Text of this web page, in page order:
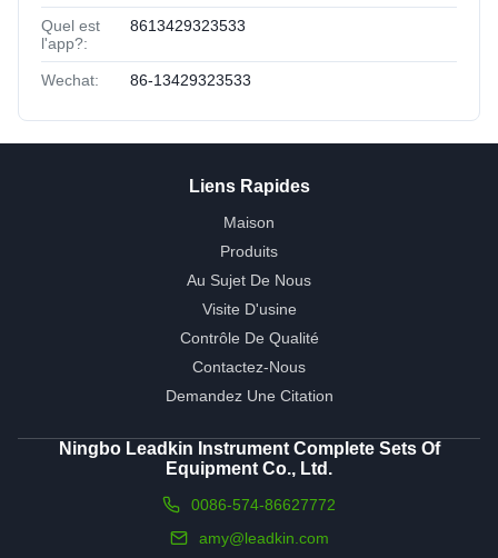
Quel est
l'app?:
8613429323533
Wechat: 86-13429323533
Liens Rapides
Maison
Produits
Au Sujet De Nous
Visite D'usine
Contrôle De Qualité
Contactez-Nous
Demandez Une Citation
Ningbo Leadkin Instrument Complete Sets Of
Equipment Co., Ltd.
0086-574-86627772
amy@leadkin.com